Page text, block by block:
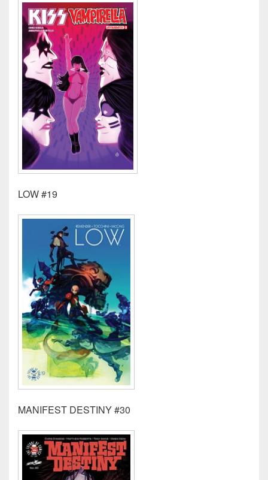
LOW #19
MANIFEST DESTINY #30